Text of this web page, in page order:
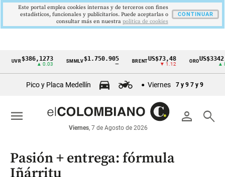
Cintillo
económicos
Colombia
$386,1273
▲ 0.03
SMMLV $1.750.905 BRENTUS$73,48
▼ 1.12
OROUS$3342,60
▲ 8.20
Pico y Placa Medellín Viernes 7 y 9 7 y 9
person search
Viernes, 7 de Agosto de 2026
menu
Pasión + entrega: fórmula
Iñárritu
Este portal emplea cookies internas y de terceros con fines
estadísticos, funcionales y publicitarios. Puede aceptarlas o
consultar más en nuestra politica de cookies
CONTINUAR